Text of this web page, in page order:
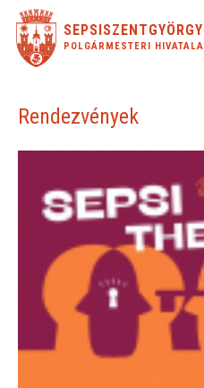
SEPSISZENTGYÖRGY
POLGÁRMESTERI HIVATALA
Rendezvények